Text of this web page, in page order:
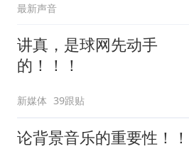
最新声音
讲真，是球网先动手
的！！！
新媒体 39跟贴
论背景音乐的重要性！！